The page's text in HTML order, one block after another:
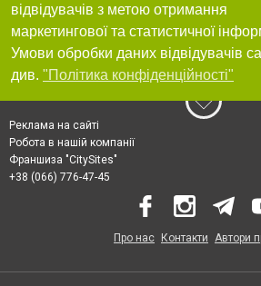
відвідувачів з метою отримання
маркетингової та статистичної
Умови обробки даних відвідувачів
див. "Політика конфіденційності"
Реклама на сайті
Робота в нашій компанії
Франшиза "CitySites"
+38 (066) 776-47-45
Про нас Контакти Автори